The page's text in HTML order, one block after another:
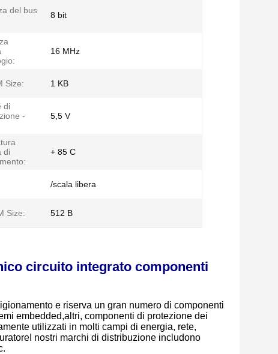
del bus
8 bit
16 MHz
Size: 1 KB
di
-
5,5 V
di
+ 85 C
/scala libera
Size: 512 B
circuito integrato componenti
e riserva un gran numero di componenti
embedded,altri, componenti di protezione dei
utilizzati in molti campi di energia, rete,
nostri marchi di distribuzione includono